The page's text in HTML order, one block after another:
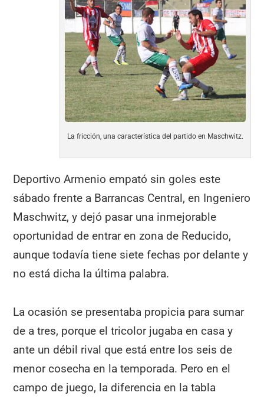
La fricción, una característica del partido en Maschwitz.
Deportivo Armenio empató sin goles este
sábado frente a Barrancas Central, en Ingeniero
Maschwitz, y dejó pasar una inmejorable
oportunidad de entrar en zona de Reducido,
aunque todavía tiene siete fechas por delante y
no está dicha la última palabra.
La ocasión se presentaba propicia para sumar
de a tres, porque el tricolor jugaba en casa y
ante un débil rival que está entre los seis de
menor cosecha en la temporada. Pero en el
campo de juego, la diferencia en la tabla